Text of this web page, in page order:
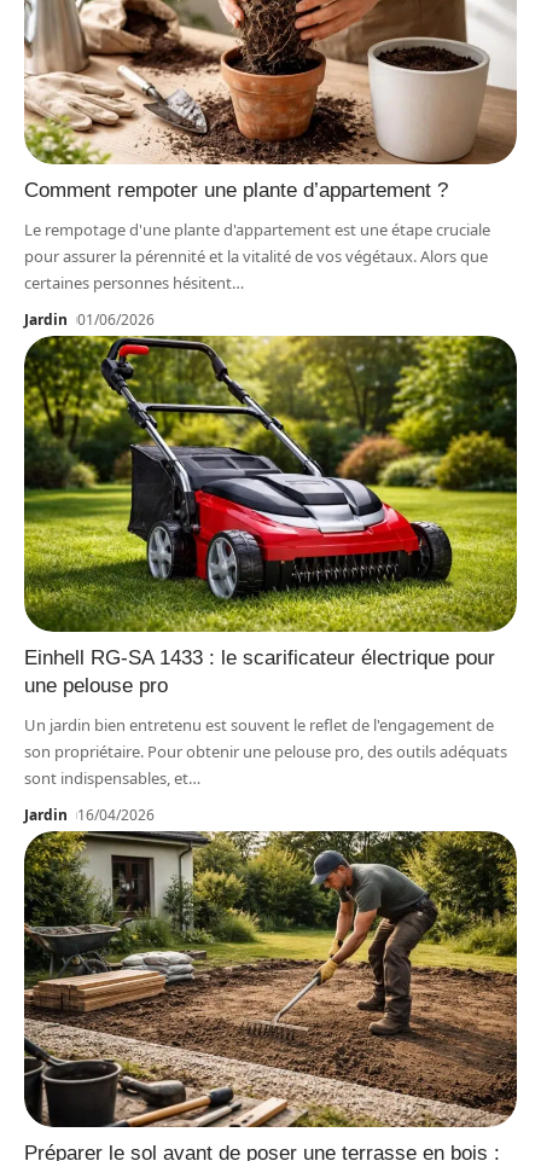
Comment rempoter une plante d’appartement ?
Le rempotage d'une plante d'appartement est une étape cruciale
pour assurer la pérennité et la vitalité de vos végétaux. Alors que
certaines personnes hésitent…
Jardin 01/06/2026
Einhell RG-SA 1433 : le scarificateur électrique pour
une pelouse pro
Un jardin bien entretenu est souvent le reflet de l'engagement de
son propriétaire. Pour obtenir une pelouse pro, des outils adéquats
sont indispensables, et…
Jardin 16/04/2026
Préparer le sol avant de poser une terrasse en bois :